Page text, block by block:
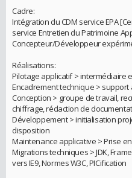
Cadre:
Intégration du CDM service EPA
service Entretien du Patrimoine
Concepteur/Développeur
Réalisations:
Pilotage applicatif > intermédiaire
Encadrement technique >
Conception > groupe de travail,
chiffrage, rédaction de
Développement > initialisation
disposition
Maintenance applicative > Prise
Migrations techniques > JDK,
vers IE9, Normes W3C, PICification